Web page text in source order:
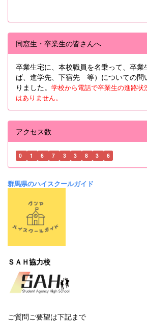
同窓生・卒業生の皆さんへ
卒業生宅に、本校職員を名乗って、卒業
ば、進学先、下宿先 等）についての問
りました。 学校から電話で卒業生の進路状
はありません。
アクセス数
0 1 6 7 3 3 8 3 6
群馬県のハイスクールガイド
ＳＡＨ協力校
ご質問ご要望は下記まで